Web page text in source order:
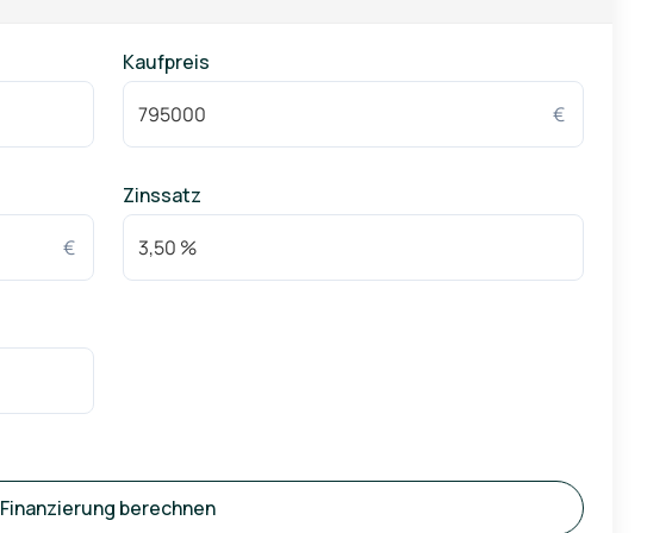
Kaufpreis
€
€
Zinssatz
Finanzierung berechnen